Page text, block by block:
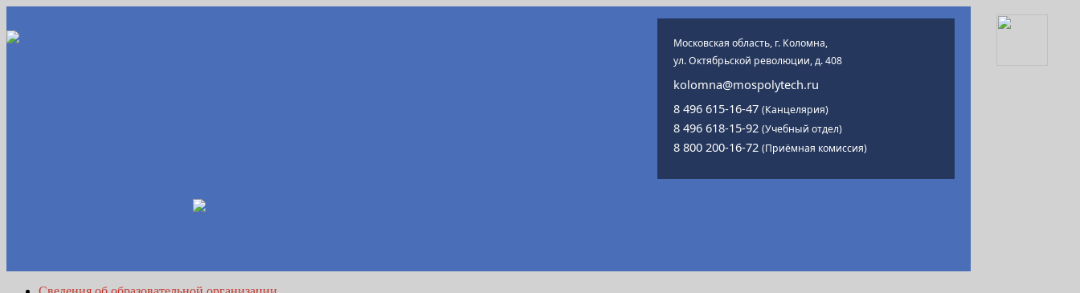
Московская область, г. Коломна,
ул. Октябрьской революции, д. 408
kolomna@mospolytech.ru
8 496 615-16-47 (Канцелярия)
8 496 618-15-92 (Учебный отдел)
8 800 200-16-72 (Приёмная комиссия)